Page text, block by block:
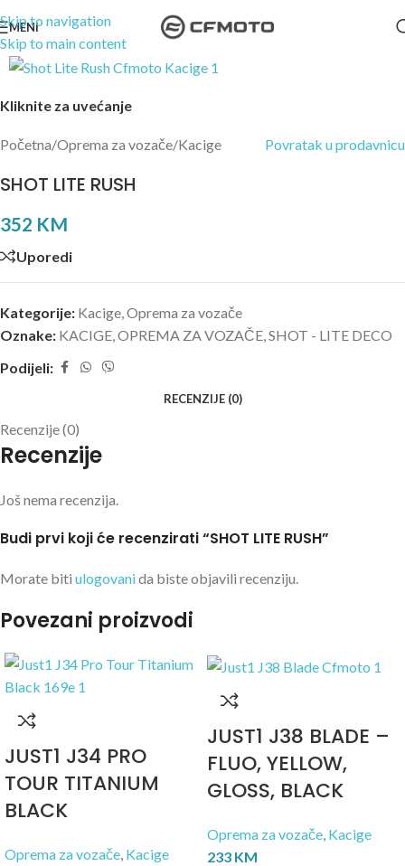
Skip to navigation
Skip to main content
MENI
Kliknite za uvećanje
Početna/Oprema za vozače/Kacige Povratak u prodavnicu
SHOT LITE RUSH
352 KM
Uporedi
Kategorije: Kacige,Oprema za vozače
Oznake: KACIGE,OPREMA ZA VOZAČE,SHOT - LITE DECO
Podijeli:
RECENZIJE (0)
Recenzije (0)
Recenzije
Još nema recenzija.
Budi prvi koji će recenzirati “SHOT LITE RUSH”
Morate biti ulogovanida biste objavili recenziju.
Povezani proizvodi
JUST1 J34 PRO
TOUR TITANIUM
BLACK
Oprema za vozače, Kacige
JUST1 J38 BLADE –
FLUO, YELLOW,
GLOSS, BLACK
Oprema za vozače, Kacige
233 KM